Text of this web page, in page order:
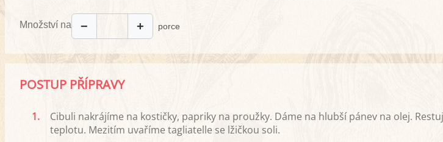
Množství na − + porce
POSTUP PŘÍPRAVY
1.
Cibuli nakrájíme na kostičky, papriky na proužky. Dáme na hlubší pánev na olej.
teplotu. Mezitím uvaříme tagliatelle se lžičkou soli.